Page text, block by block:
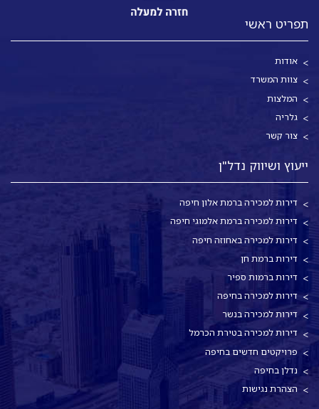
תפריט ראשי
אודות
צוות המשרד
המלצות
גלריה
צור קשר
ייעוץ ושיווק נדל"ן
דירות למכירה ברמת אלון חיפה
דירות למכירה ברמת אלמוגי חיפה
דירות למכירה באחוזה חיפה
דירות ברמת חן
דירות ברמות ספיר
דירות למכירה בחיפה
דירות למכירה בנשר
דירות למכירה בטירת הכרמל
פרויקטים חדשים בחיפה
נדלן בחיפה
הצהרת נגישות